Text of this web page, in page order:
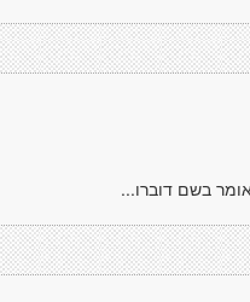
בשם דוברו...